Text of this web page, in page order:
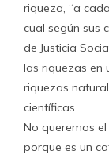
riqueza, “a
cual según sus
de Justicia
las riquezas en
riquezas
científicas.
No queremos
porque es un